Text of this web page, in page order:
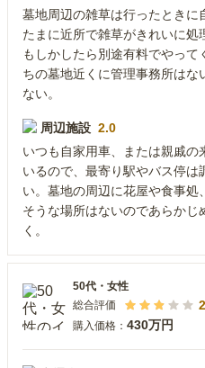
墓地周辺の雑草は行ったときに
たまに近所で雑草がきれいに処
もしかしたら別途有料でやっ
ちの墓地近くに管理事務所はな
ない。
周辺施設 2.0
いつも自家用車、または親戚
いるので、最寄り駅やバス停
い。墓地の周辺に花屋や食事
そうな場所はないのであらか
く。
50代 ・ 女性
総合評価
購入価格： 430万円